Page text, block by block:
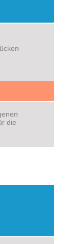
die